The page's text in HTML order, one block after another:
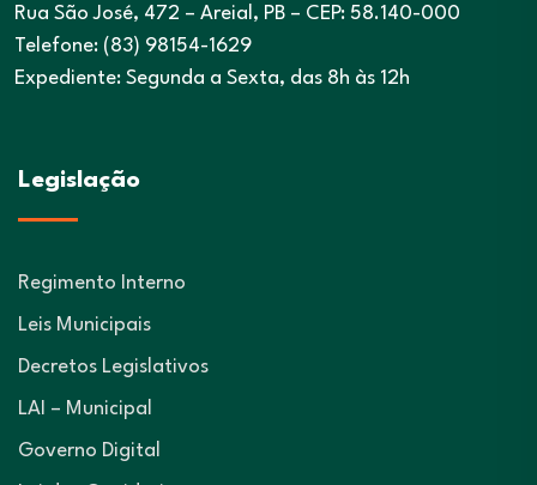
Rua São José, 472 – Areial, PB – CEP: 58.140-000
Telefone: (83) 98154-1629
Expediente: Segunda a Sexta, das 8h às 12h
Legislação
Regimento Interno
Leis Municipais
Decretos Legislativos
LAI – Municipal
Governo Digital